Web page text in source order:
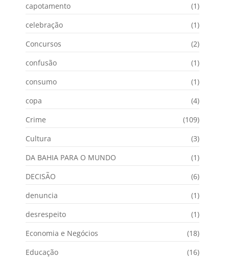
capotamento
(1)
celebração
(1)
Concursos
(2)
confusão
(1)
consumo
(1)
copa
(4)
Crime
(109)
Cultura
(3)
DA BAHIA PARA O MUNDO
(1)
DECISÃO
(6)
denuncia
(1)
desrespeito
(1)
Economia e Negócios
(18)
Educação
(16)